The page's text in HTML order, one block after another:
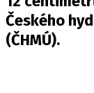
Českého
(ČHMÚ).